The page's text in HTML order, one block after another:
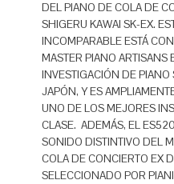
DEL PIANO DE COLA DE
SHIGERU KAWAI SK-EX.
INCOMPARABLE ESTÁ
MASTER PIANO ARTISANS
INVESTIGACIÓN DE PIANO
JAPÓN, Y ES
UNO DE LOS MEJORES
CLASE. ADEMÁS, EL
SONIDO DISTINTIVO DEL
COLA DE CONCIERTO EX
SELECCIONADO POR